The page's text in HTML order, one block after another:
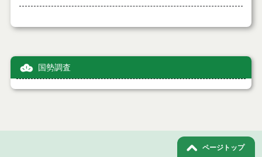
国勢調査
ページトップ